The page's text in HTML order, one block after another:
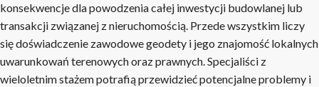
konsekwencje dla powodzenia całej inwestycji budowlanej lub
transakcji związanej z nieruchomością. Przede wszystkim liczy
się doświadczenie zawodowe geodety i jego znajomość lokalnych
uwarunkowań terenowych oraz prawnych. Specjaliści z
wieloletnim stażem potrafią przewidzieć potencjalne problemy i